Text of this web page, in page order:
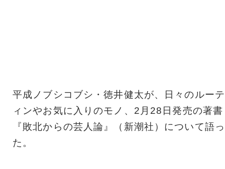
平成ノブシコブシ・徳井健太が、日々のルーテ
ィンやお気に入りのモノ、2月28日発売の著書
『敗北からの芸人論』（新潮社）について語っ
た。